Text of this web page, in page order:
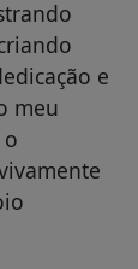
e
meu